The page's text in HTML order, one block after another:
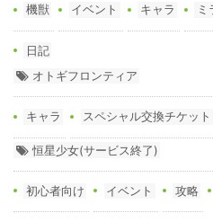
機獣 イベント キャラ ミ
日記
オトギフロンティア
キャラ スペシャル交換チケット
恒星少女(サービス終了)
初心者向け イベント 攻略